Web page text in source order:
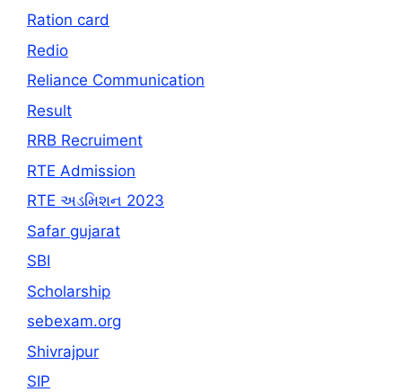
Ration card
Redio
Reliance Communication
Result
RRB Recruiment
RTE Admission
RTE અડમિશન 2023
Safar gujarat
SBI
Scholarship
sebexam.org
Shivrajpur
SIP